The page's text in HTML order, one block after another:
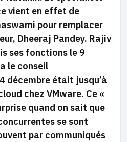
vient en effet de
pour remplacer
Dheeraj Pandey. Rajiv
ses fonctions le 9
le conseil
décembre était jusqu’à
chez VMware. Ce «
quand on sait que
se sont
par communiqués